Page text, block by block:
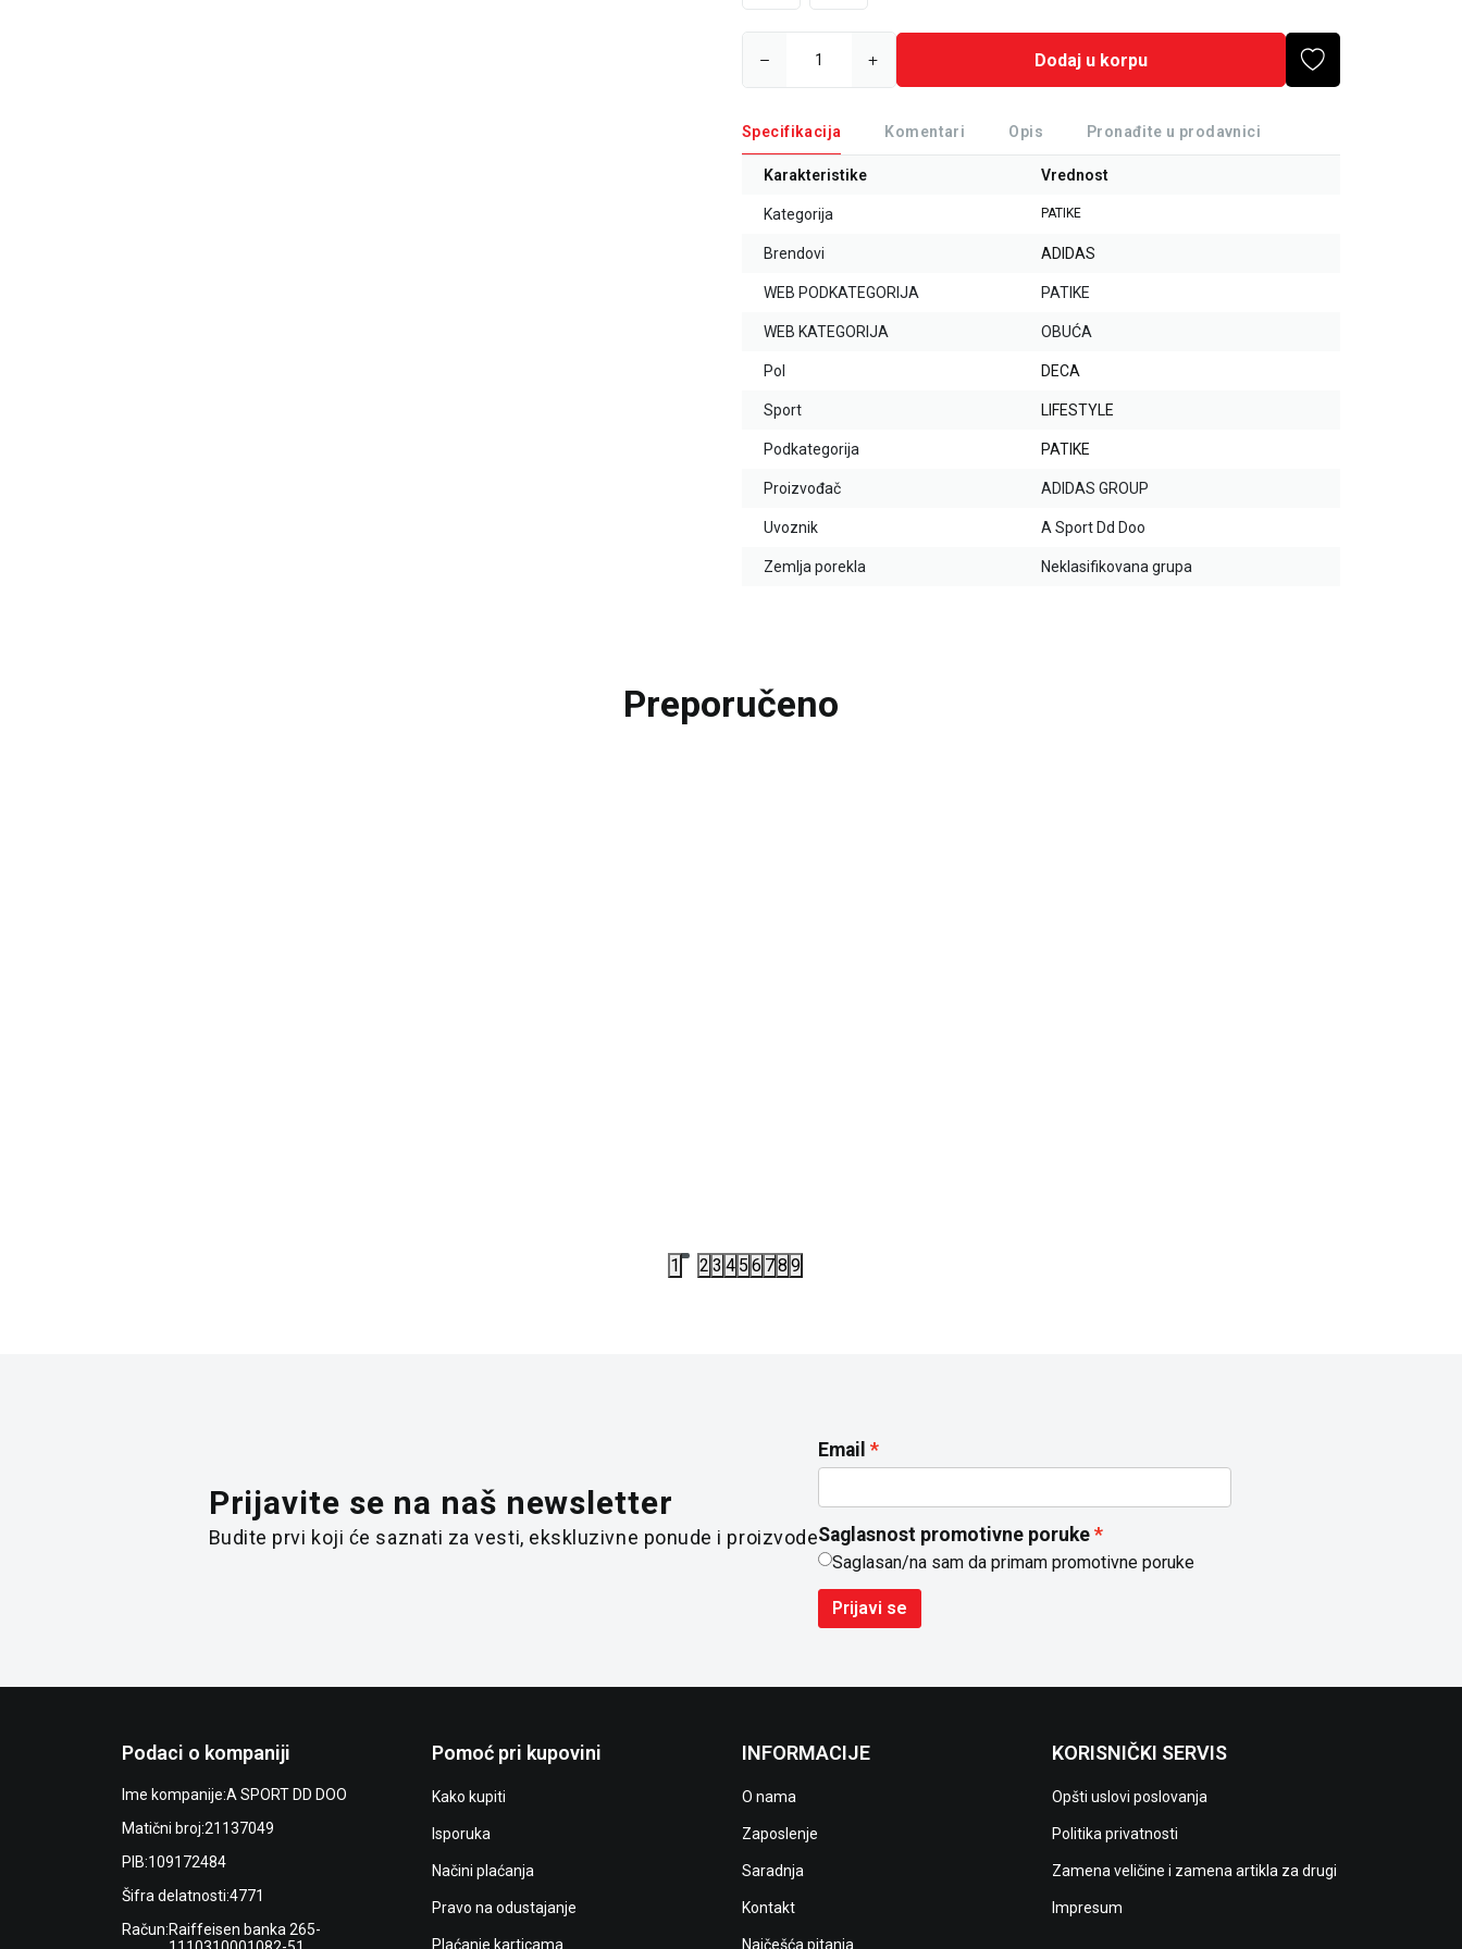
Dodaj u korpu
Specifikacija Komentari Opis Pronađite u prodavnici
Karakteristike Vrednost
Kategorija PATIKE
Brendovi ADIDAS
WEB PODKATEGORIJA PATIKE
WEB KATEGORIJA OBUĆA
Pol DECA
Sport LIFESTYLE
Podkategorija PATIKE
Proizvođač ADIDAS GROUP
Uvoznik A Sport Dd Doo
Zemlja porekla Neklasifikovana grupa
Preporučeno
1 2 3 4 5 6 78 9
Prijavite se na naš newsletter
Budite prvi koji će saznati za vesti, ekskluzivne ponude i proizvode
Email
Saglasnost promotivne poruke
Saglasan/na sam da primam promotivne poruke
Prijavi se
Podaci o kompaniji
Ime kompanije:A SPORT DD DOO
Matični broj:21137049
PIB:109172484
Šifra delatnosti:4771
Račun:Raiffeisen banka 265-
Pomoć pri kupovini
Kako kupiti
Isporuka
Načini plaćanja
Pravo na odustajanje
Plaćanje karticama
INFORMACIJE
O nama
Zaposlenje
Saradnja
Kontakt
Najčešća pitanja
KORISNIČKI SERVIS
Opšti uslovi poslovanja
Politika privatnosti
Zamena veličine i zamena artikla za drugi
Impresum